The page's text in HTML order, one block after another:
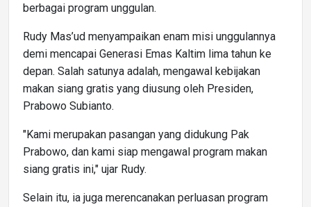
berbagai program unggulan.
Rudy Mas’ud menyampaikan enam misi unggulannya
demi mencapai Generasi Emas Kaltim lima tahun ke
depan. Salah satunya adalah, mengawal kebijakan
makan siang gratis yang diusung oleh Presiden,
Prabowo Subianto.
"Kami merupakan pasangan yang didukung Pak
Prabowo, dan kami siap mengawal program makan
siang gratis ini," ujar Rudy.
Selain itu, ia juga merencanakan perluasan program